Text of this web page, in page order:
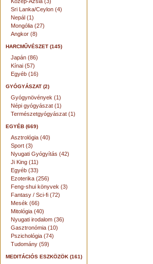
Sri Lanka/Ceylon (4)
Nepál (1)
Mongólia (27)
Angkor (8)
HARCMŰVÉSZET (145)
Japán (86)
Kínai (57)
Egyéb (16)
GYÓGYÁSZAT (2)
Gyógynövények (1)
Népi gyógyászat (1)
Természetgyógyászat (1)
EGYÉB (669)
Asztrológia (40)
Sport (3)
Nyugati Gyógyítás (42)
Ji King (11)
Egyéb (33)
Ezoterika (256)
Feng-shui könyvek (3)
Fantasy / Sci-fi (72)
Mesék (66)
Mitológia (40)
Nyugati irodalom (36)
Gasztronómia (10)
Pszichológia (74)
Tudomány (59)
MEDITÁCIÓS ESZKÖZÖK (161)